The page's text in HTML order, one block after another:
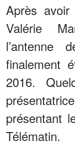
Après avoir
Valérie
l’antenne
finalement
2016.
présentatrice
présentant
Télématin.